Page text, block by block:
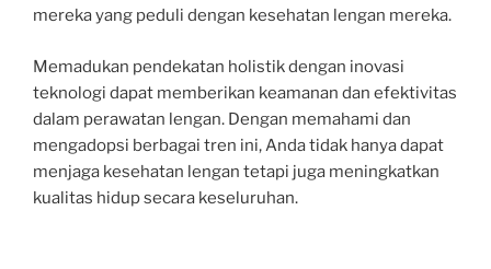
mereka yang peduli dengan kesehatan lengan mereka.
Memadukan pendekatan holistik dengan inovasi
teknologi dapat memberikan keamanan dan efektivitas
dalam perawatan lengan. Dengan memahami dan
mengadopsi berbagai tren ini, Anda tidak hanya dapat
menjaga kesehatan lengan tetapi juga meningkatkan
kualitas hidup secara keseluruhan.